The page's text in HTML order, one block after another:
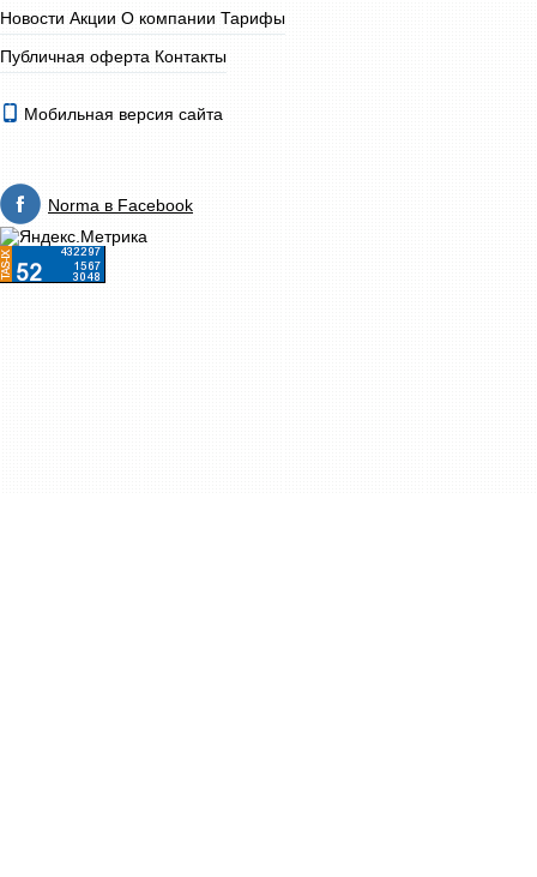
Новости Акции О компании Тарифы
Публичная оферта Контакты
Мобильная версия сайта
Norma в Facebook